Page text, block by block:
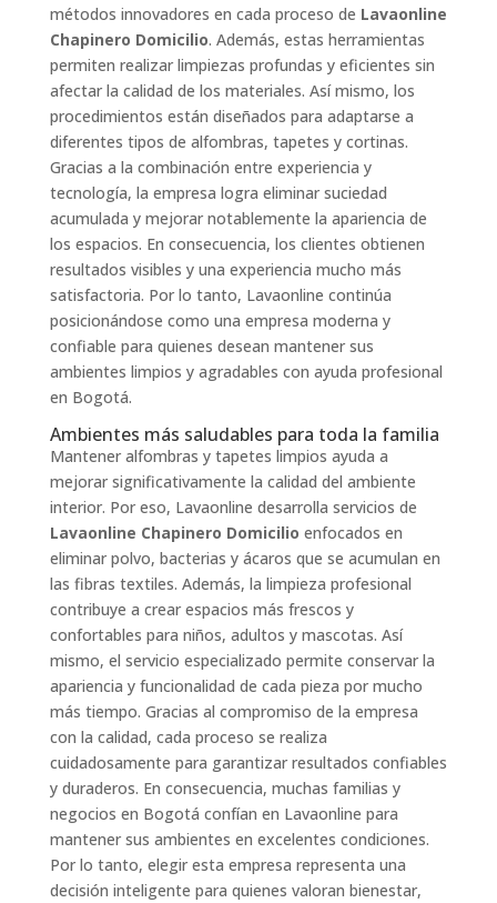
métodos innovadores en cada proceso de Lavaonline
Chapinero Domicilio. Además, estas herramientas
permiten realizar limpiezas profundas y eficientes sin
afectar la calidad de los materiales. Así mismo, los
procedimientos están diseñados para adaptarse a
diferentes tipos de alfombras, tapetes y cortinas.
Gracias a la combinación entre experiencia y
tecnología, la empresa logra eliminar suciedad
acumulada y mejorar notablemente la apariencia de
los espacios. En consecuencia, los clientes obtienen
resultados visibles y una experiencia mucho más
satisfactoria. Por lo tanto, Lavaonline continúa
posicionándose como una empresa moderna y
confiable para quienes desean mantener sus
ambientes limpios y agradables con ayuda profesional
en Bogotá.
Ambientes más saludables para toda la familia
Mantener alfombras y tapetes limpios ayuda a
mejorar significativamente la calidad del ambiente
interior. Por eso, Lavaonline desarrolla servicios de
Lavaonline Chapinero Domicilio enfocados en
eliminar polvo, bacterias y ácaros que se acumulan en
las fibras textiles. Además, la limpieza profesional
contribuye a crear espacios más frescos y
confortables para niños, adultos y mascotas. Así
mismo, el servicio especializado permite conservar la
apariencia y funcionalidad de cada pieza por mucho
más tiempo. Gracias al compromiso de la empresa
con la calidad, cada proceso se realiza
cuidadosamente para garantizar resultados confiables
y duraderos. En consecuencia, muchas familias y
negocios en Bogotá confían en Lavaonline para
mantener sus ambientes en excelentes condiciones.
Por lo tanto, elegir esta empresa representa una
decisión inteligente para quienes valoran bienestar,